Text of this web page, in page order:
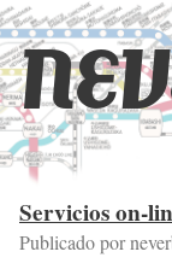
Servicios on-
Publicado por